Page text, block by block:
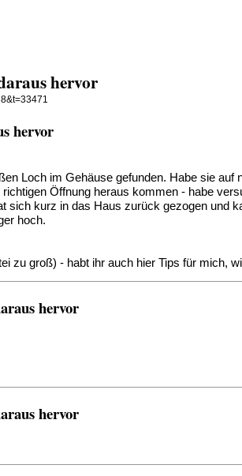
hervor
hervor
Loch im Gehäuse gefunden. Habe sie
Öffnung heraus kommen - habe
sich kurz in das Haus zurück gezogen
hoch.
zu groß) - habt ihr auch hier Tips für mich,
hervor
hervor